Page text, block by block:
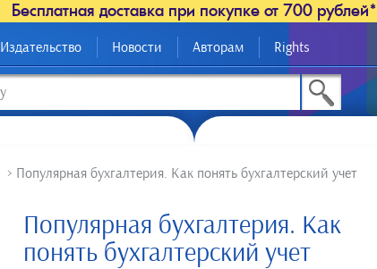
Бесплатная доставка при покупке от 700 рублей*
Издательство Новости Авторам Rights
> Популярная бухгалтерия. Как понять бухгалтерский учет
Популярная бухгалтерия. Как
понять бухгалтерский учет